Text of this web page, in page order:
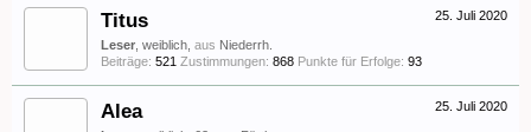
25. Juli 2020
Titus
Leser , weiblich, aus Niederrh.
Beiträge: 521 Zustimmungen: 868 Punkte für Erfolge: 93
25. Juli 2020
Alea